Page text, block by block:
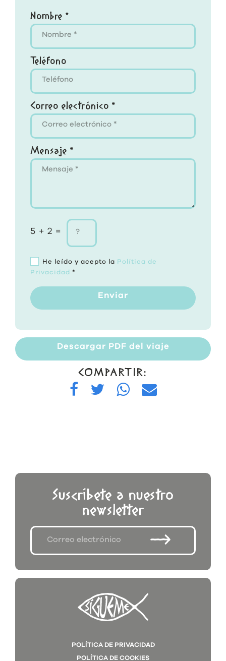
Nombre *
Teléfono
Correo electrónico *
Mensaje *
5 + 2 =
He leído y acepto la Política de
Privacidad *
Enviar
Descargar PDF del viaje
COMPARTIR:
Suscríbete a nuestro
newsletter
POLÍTICA DE PRIVACIDAD
POLÍTICA DE COOKIES